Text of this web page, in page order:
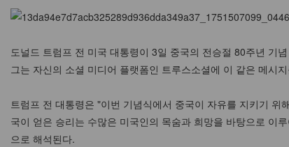
도널드 트럼프 전 미국 대통령이 3일 중국의 전승절 80주년 기
그는 자신의 소셜 미디어 플랫폼인 트루스소셜에 이 같은 메시
트럼프 전 대통령은 "이번 기념식에서 중국이 자유를 지키기
국이 얻은 승리는 수많은 미국인의 목숨과 희망을 바탕으로 이
으로 해석된다.